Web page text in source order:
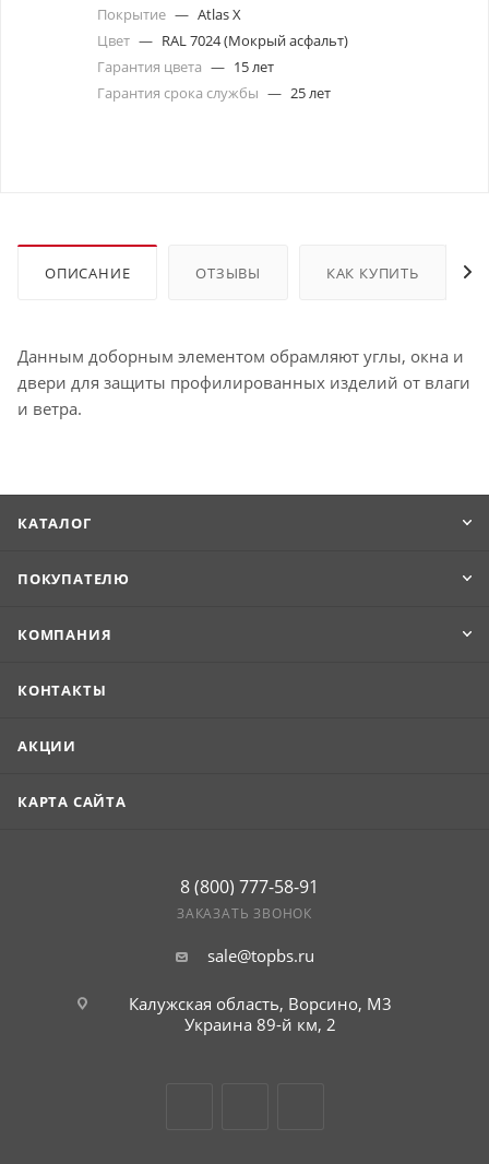
Покрытие — Atlas X
Цвет — RAL 7024 (Мокрый асфальт)
Гарантия цвета — 15 лет
Гарантия срока службы — 25 лет
ОПИСАНИЕ ОТЗЫВЫ КАК КУПИТЬ
Данным доборным элементом обрамляют углы, окна и
двери для защиты профилированных изделий от влаги
и ветра.
КАТАЛОГ
ПОКУПАТЕЛЮ
КОМПАНИЯ
КОНТАКТЫ
АКЦИИ
КАРТА САЙТА
8 (800) 777-58-91
ЗАКАЗАТЬ ЗВОНОК
sale@topbs.ru
Калужская область, Ворсино, М3
Украина 89-й км, 2